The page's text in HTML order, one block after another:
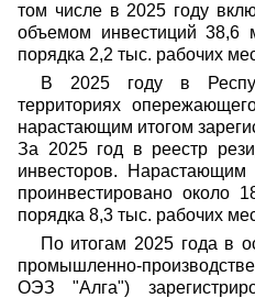
том числе в 2025 году
объемом инвестиций 38,6
порядка 2,2 тыс. рабочих
В 2025 году в
территориях
нарастающим итогом
За 2025 год в реестр
инвесторов.
проинвестировано около
порядка 8,3 тыс. рабочих
По итогам 2025 года в
промышленно-
ОЭЗ "Алга")